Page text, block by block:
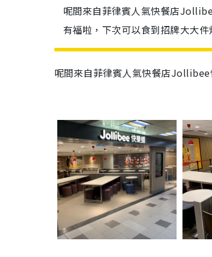
呢間來自菲律賓人氣快餐店
有福啦，下次可以食到招牌大大
呢間來自菲律賓人氣快餐店Jollibee